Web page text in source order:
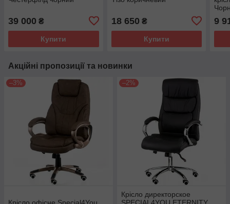
39 000 ₴
Купити
18 650 ₴
Купити
9
Акційні пропозиції та новинки
–3% –2%
Крісло директорское